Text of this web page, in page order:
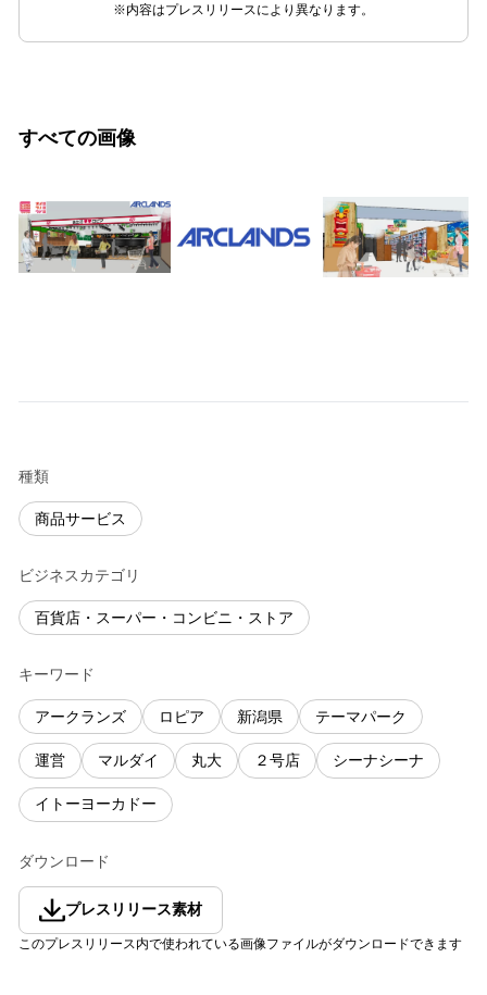
※内容はプレスリリースにより異なります。
すべての画像
種類
商品サービス
ビジネスカテゴリ
百貨店・スーパー・コンビニ・ストア
キーワード
アークランズ ロピア 新潟県 テーマパーク
運営 マルダイ 丸大 ２号店 シーナシーナ
イトーヨーカドー
ダウンロード
プレスリリース素材
このプレスリリース内で使われている画像ファイルがダウンロードできます